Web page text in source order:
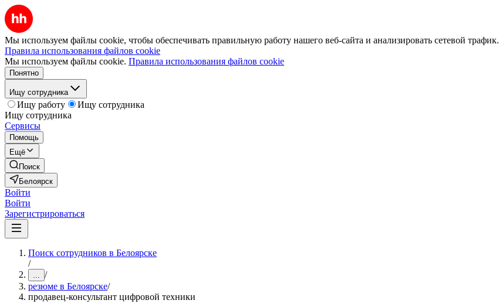
Мы используем файлы cookie, чтобы обеспечивать правильную работу нашего веб-сайта и анализировать сетевой трафик.
Правила использования файлов cookie
Мы используем файлы cookie. Правила использования файлов cookie
Понятно
Ищу сотрудника
Ищу работу
Ищу сотрудника
Ищу сотрудника
Сервисы
Помощь
Ещё
Поиск
Белоярск
Войти
Войти
Зарегистрироваться
Поиск сотрудников в Белоярске
/
... /
резюме в Белоярске/
продавец-консультант цифровой техники